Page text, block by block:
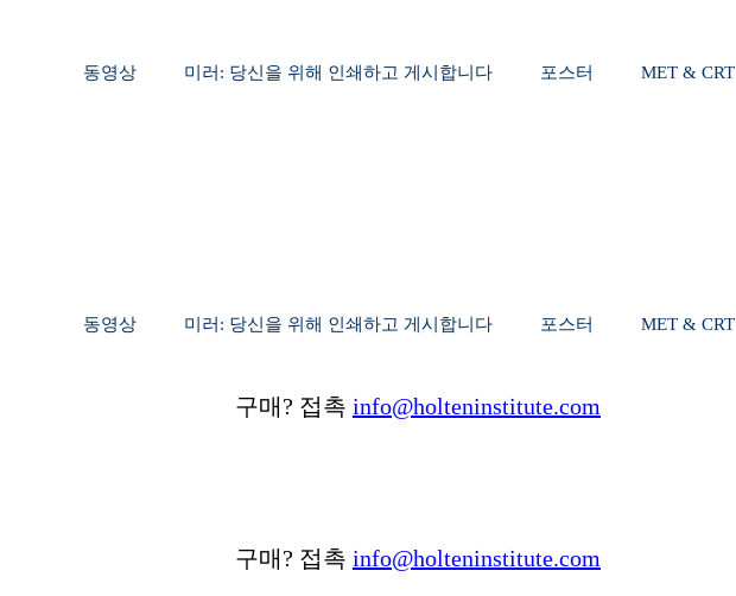
동영상 미러: 당신을 위해 인쇄하고 게시합니다 포스터 MET & CRT
동영상 미러: 당신을 위해 인쇄하고 게시합니다 포스터 MET & CRT
구매? 접촉 info@holteninstitute.com
구매? 접촉 info@holteninstitute.com